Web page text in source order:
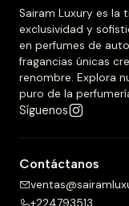
Sairam Luxury es la
exclusividad y
en perfumes de
fragancias únicas
renombre. Explora
puro de la
Síguenos
Contáctanos
+224793513